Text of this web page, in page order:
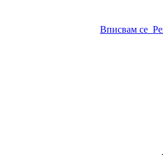
Вписвам се
Копирайте този
СЪЗДАЙТЕ
ПУСКАНЕ НА